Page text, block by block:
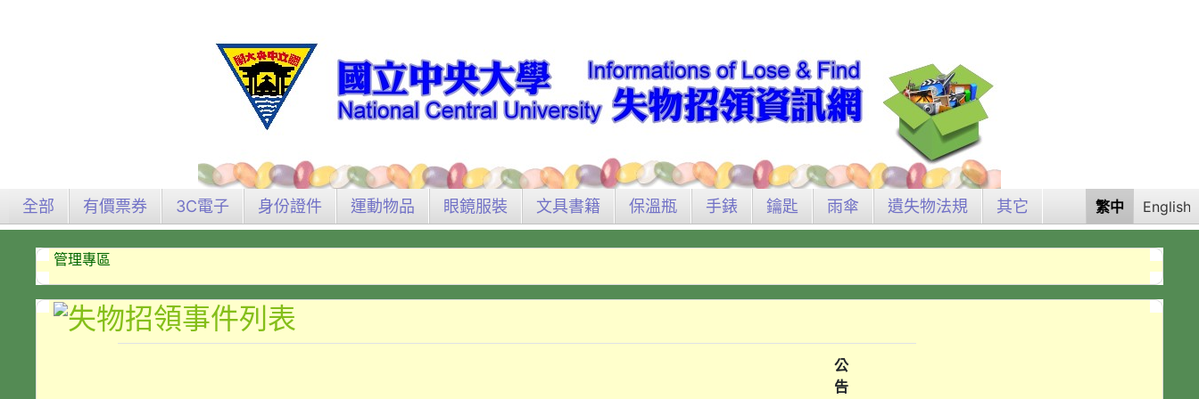
全部 有價票券 3C電子 身份證件 運動物品 眼鏡服裝 文具書籍 保溫瓶 手錶 鑰匙 雨傘 遺失物法規 其它 繁中 English
管理專區
公
告